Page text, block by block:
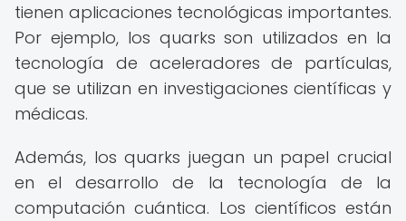
tienen aplicaciones tecnológicas importantes.
Por ejemplo, los quarks son utilizados en la
tecnología de aceleradores de partículas,
que se utilizan en investigaciones científicas y
médicas.
Además, los quarks juegan un papel crucial
en el desarrollo de la tecnología de la
computación cuántica. Los científicos están